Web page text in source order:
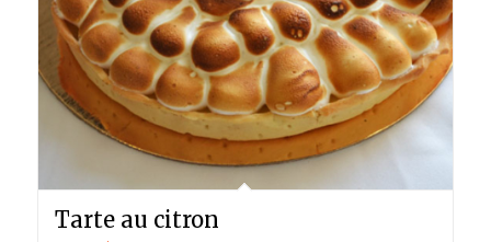
Tarte au citron